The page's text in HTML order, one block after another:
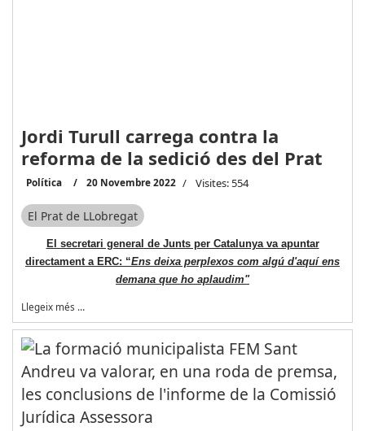
Jordi Turull carrega contra la
reforma de la sedició des del Prat
Política 20 Novembre 2022 Visites: 554
El Prat de LLobregat
El secretari general de Junts per Catalunya va apuntar
directament a ERC: “Ens deixa perplexos com algú d'aquí ens
demana que ho aplaudim"
Llegeix més …